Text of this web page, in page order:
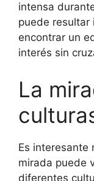
intensa
puede resultar
encontrar un
interés sin
La
Es interesante
mirada puede
diferentes